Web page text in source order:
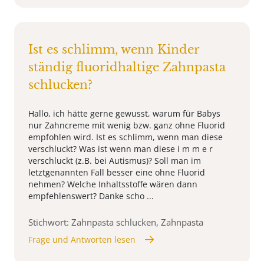
Ist es schlimm, wenn Kinder
ständig fluoridhaltige Zahnpasta
schlucken?
Hallo, ich hätte gerne gewusst, warum für Babys
nur Zahncreme mit wenig bzw. ganz ohne Fluorid
empfohlen wird. Ist es schlimm, wenn man diese
verschluckt? Was ist wenn man diese i m m e r
verschluckt (z.B. bei Autismus)? Soll man im
letztgenannten Fall besser eine ohne Fluorid
nehmen? Welche Inhaltsstoffe wären dann
empfehlenswert? Danke scho ...
Stichwort: Zahnpasta schlucken, Zahnpasta
Frage und Antworten lesen